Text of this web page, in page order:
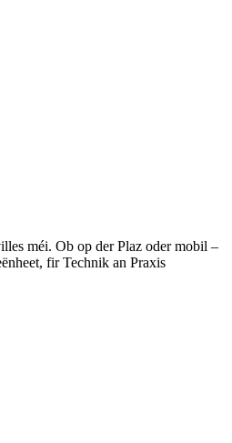
méi. Ob op der Plaz oder mobil –
fir Technik an Praxis